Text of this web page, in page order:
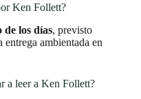
Ken Follett?
los días, previsto
entrega ambientada en
a leer a Ken Follett?